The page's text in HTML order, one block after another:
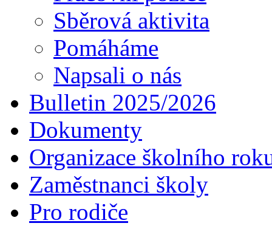
Sběrová aktivita
Pomáháme
Napsali o nás
Bulletin 2025/2026
Dokumenty
Organizace školního
Zaměstnanci školy
Pro rodiče